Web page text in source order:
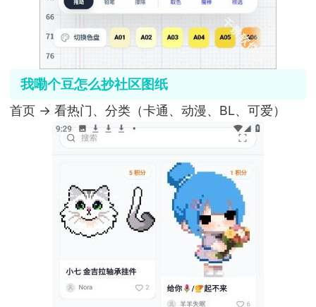
我嘞个豆怎么抄社区图纸
首页 → 看热门、分类（卡通、动漫、BL、可爱）